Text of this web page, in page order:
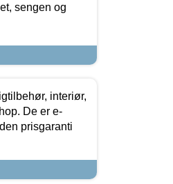
sengen og
interiør,
De er e-
prisgaranti